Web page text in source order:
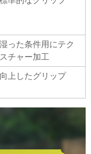
湿った条件用にテク
スチャー加工
向上したグリップ